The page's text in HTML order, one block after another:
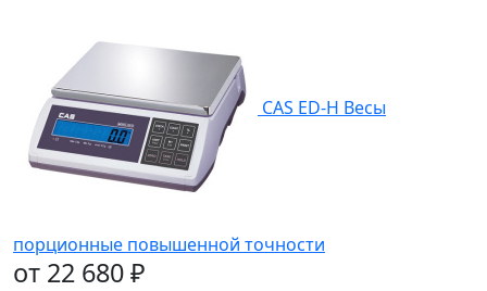
CAS ED-Н Весы
порционные повышенной точности
от 22 680 ₽